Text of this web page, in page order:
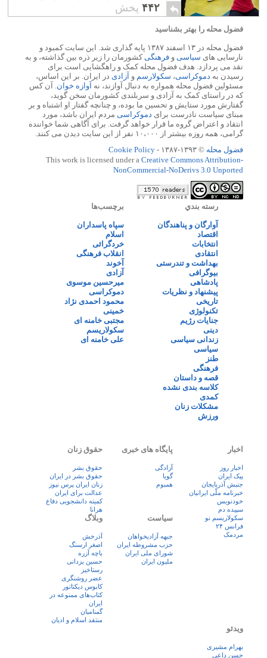
۴۴۲ پخش
فضول محله را بهتر بشناسید
فضول محله در ۱۳ اسفند ۱۳۸۷ پایه گذاری شد. این سایت کمبود و
نارسایی های سیاسی و فرهنگی کشورمان را زیر ذره بین گذاشته، و به
نقد می پردازد. هدف فضول محله کمک و راهگشایی است برای
رسیدن به دموکراسی، سکولارسم و آزادی در ایران. بر این اساس،
مسئولین فضول محله همواره به دنبال آوازند، نه آوازه خوان . آن کس
که در راستای کمک به آزادی و سربلندی کشورمان سخن گوید،
گفتارش مورد ستایش و تحسین ما بوده، و چنانچه گفتار او اشتباه و بر
مبنای سیاست نادرست برای دموکراسی مردم ایران باشد، مورد
انتقاد و اعتراض گروه ما قرار خواهد گرفت. برای آگاهی شما خواننده
گرامی، همه روزه بیشتر از ۱۰،۰۰۰ نفر از این سایت دیدن می کنند.
فضول محله © ۱۳۹۳-۱۳۸۷ -
Cookie Policy
This work is licensed under a Creative Commons Attribution-
NonCommercial-NoDerivs 3.0 Unported
رسته بندي
آوارگان و پناهندگان
اقتصاد
انتخابات
انتقادی
بهداشت و تندرستی
بیوگرافی
پادشاهی
پیشنهاد و نظریات
تاریخی
تکنولوژی
جنایات رژیم
دینی
زندانی سیاسی
سیاسی
طنز
فرهنگی
قصه و داستان
کلاسه بندی نشده
کمدی
مشکلات زنان
ورزش
برچسب‌ها
سپاه پاسداران
اسلام
خردگرائی
انقلاب فرهنگی
آخوند
آزادی
میرحسین موسوی
دموکراسی
محمود احمدی نژاد
خمینی
مجتبی خامنه ای
سکولاریسم
علی خامنه ای
اخبار
اخبار روز
پيک ايران
جنبش آذربایجان
خبرنامه ملّی ایرانیان
خودنویس
سپیده دم
سکولاریسم نو
فرانس ۲۴
مردمک
پایگاه های خبری
آزادگی
گویا
همبوم
حقوق زنان
حقوق بشر
حقوق بشر در ایران
زنان ايران پرس نيوز
عدالت برای ایران
کمیته دانشجویی دفاع
هرانا
سیاست
جبهه آزادیخواهان
حزب مشروطه ایران
شورای ملی ایران
ملیون ایران
وبلاگ
آذرخش
اصغر ارسنگ
باچه آزره
حسین یزدانی
رستاخیز
عضر روشنگری
کابوس دیکتاتور
کتاب‌های ممنوعه در
ایران
گمنامیان
منتقد اسلام و ادیان
ویدئو
بهرام مشیری
حسن داعی